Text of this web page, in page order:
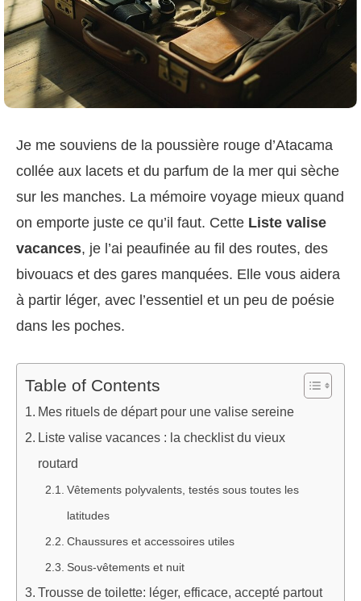
Je me souviens de la poussière rouge d’Atacama
collée aux lacets et du parfum de la mer qui sèche
sur les manches. La mémoire voyage mieux quand
on emporte juste ce qu’il faut. Cette Liste valise
vacances, je l’ai peaufinée au fil des routes, des
bivouacs et des gares manquées. Elle vous aidera
à partir léger, avec l’essentiel et un peu de poésie
dans les poches.
Table of Contents
Mes rituels de départ pour une valise sereine
Liste valise vacances : la checklist du vieux
routard
Vêtements polyvalents, testés sous toutes les
latitudes
Chaussures et accessoires utiles
Sous-vêtements et nuit
Trousse de toilette: léger, efficace, accepté partout